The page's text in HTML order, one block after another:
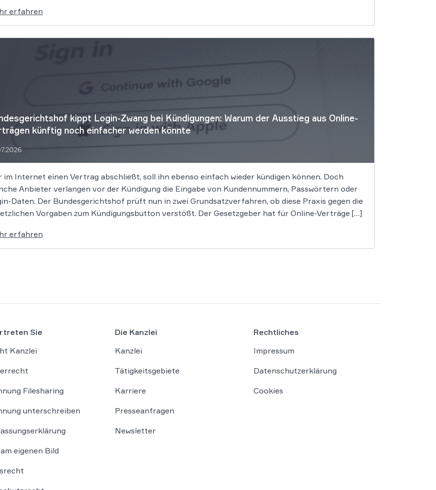
erfahren
kippt Login-Zwang bei Kündigungen: Warum der Ausstieg aus Online-
künftig noch einfacher werden könnte
im Internet einen Vertrag abschließt, soll ihn ebenso einfach wieder kündigen können. Doch
Anbieter verlangen vor der Kündigung die Eingabe von Kundennummern, Passwörtern oder
Daten. Der Bundesgerichtshof prüft nun in zwei Grundsatzverfahren, ob diese Praxis gegen die
Vorgaben zum Kündigungsbutton verstößt. Der Gesetzgeber hat für Online-Verträge […]
erfahren
Sie
Kanzlei
Filesharing
unterschreiben
eigenen Bild
Die Kanzlei
Kanzlei
Tätigkeitsgebiete
Karriere
Presseanfragen
Newsletter
Rechtliches
Impressum
Datenschutzerklärung
Cookies